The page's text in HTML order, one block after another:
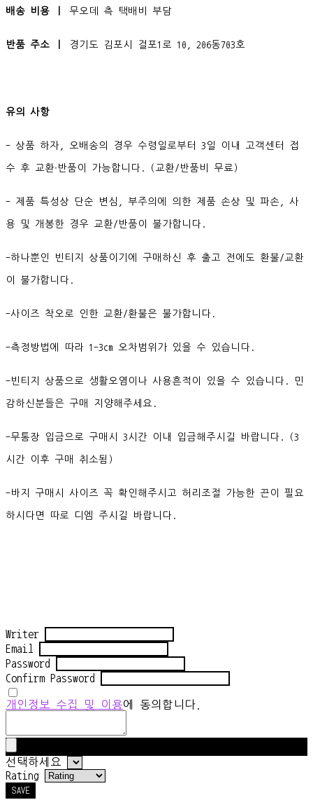
배송 비용 ㅣ 무오데 측 택배비 부담
반품 주소 ㅣ 경기도 김포시 걸포1로 10, 206동703호
유의 사항
- 상품 하자, 오배송의 경우 수령일로부터 3일 이내 고객센터 접
수 후 교환∙반품이 가능합니다. (교환/반품비 무료)
- 제품 특성상 단순 변심, 부주의에 의한 제품 손상 및 파손, 사
용 및 개봉한 경우 교환/반품이 불가합니다.
-하나뿐인 빈티지 상품이기에 구매하신 후 출고 전에도 환불/교환
이 불가합니다.
-사이즈 착오로 인한 교환/환불은 불가합니다.
-측정방법에 따라 1-3cm 오차범위가 있을 수 있습니다.
-빈티지 상품으로 생활오염이나 사용흔적이 있을 수 있습니다. 민
감하신분들은 구매 지양해주세요.
-무통장 입금으로 구매시 3시간 이내 입금해주시길 바랍니다. (3
시간 이후 구매 취소됨)
-바지 구매시 사이즈 꼭 확인해주시고 허리조절 가능한 끈이 필요
하시다면 따로 디엠 주시길 바랍니다.
Writer
Email
Password
Confirm Password
개인정보 수집 및 이용에 동의합니다.
선택하세요
Rating
SAVE